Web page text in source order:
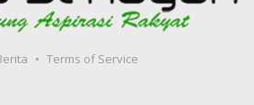
Terms of Service